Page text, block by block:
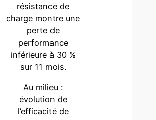
résistance de
charge montre une
perte de
performance
inférieure à 30 %
sur 11 mois.
Au milieu :
évolution de
l’efficacité de